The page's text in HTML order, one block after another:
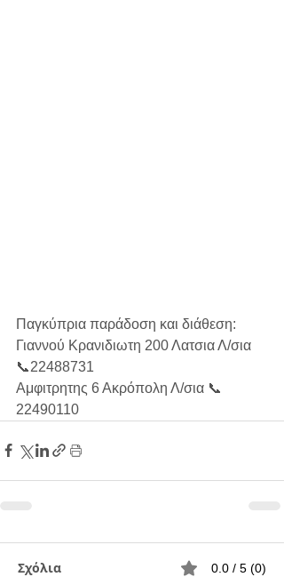
Παγκύπρια παράδοση και διάθεση:
Γιαννού Κρανιδιωτη 200 Λατσια Λ/σια
📞22488731
Αμφιτρητης 6 Ακρόπολη Λ/σια 📞
22490110
Σχόλια 0.0 / 5 (0)